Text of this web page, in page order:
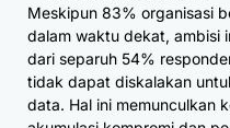
Meskipun 83% organisasi
dalam waktu dekat, ambisi
dari separuh 54%
tidak dapat diskalakan
data. Hal ini memunculkan